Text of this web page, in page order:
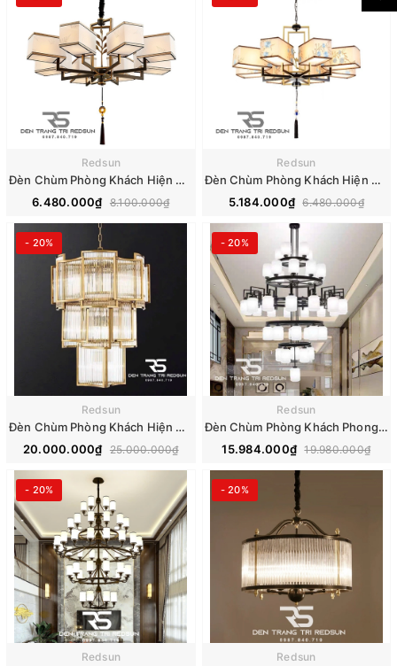
Redsun
Đèn Chùm Phòng Khách Hiện Đại Phong Cách Indochine IDC-005
6.480.000₫ 8.100.000₫
Redsun
Đèn Chùm Phòng Khách Hiện Đại Phong Cách Indochine IDC-006
5.184.000₫ 6.480.000₫
- 20%
Redsun
Đèn Chùm Phòng Khách Hiện Đại Phong Cách Indochine IDC-020
20.000.000₫ 25.000.000₫
- 20%
Redsun
Đèn Chùm Phòng Khách Phong Cách Indochine IDC-017
15.984.000₫ 19.980.000₫
- 20%
Redsun
- 20%
Redsun